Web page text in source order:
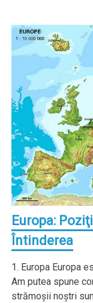
Europa:
Întinderea
1. Europa Europa
Am putea spune
strămoşii noştri